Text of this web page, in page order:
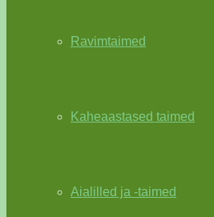
Ravimtaimed
Kaheaastased taimed
Aialilled ja -taimed